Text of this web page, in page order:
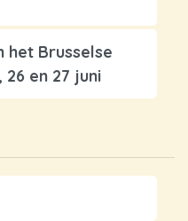
het Brusselse
en 27 juni